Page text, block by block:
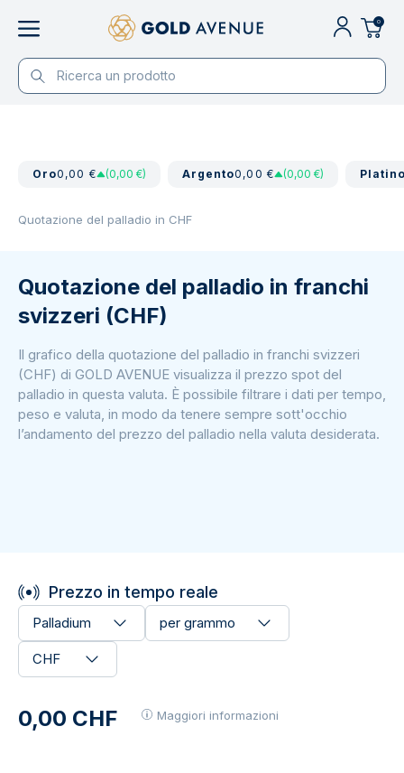
0
Oro0,00 € (0,00 €) Argento0,00 € (0,00 €)
Quotazione del palladio in CHF
Quotazione del palladio in franchi
svizzeri (CHF)
Il grafico della quotazione del palladio in franchi svizzeri
(CHF) di GOLD AVENUE visualizza il prezzo spot del
palladio in questa valuta. È possibile filtrare i dati per tempo,
peso e valuta, in modo da tenere sempre sott'occhio
l’andamento del prezzo del palladio nella valuta desiderata.
Prezzo in tempo reale
Palladium per grammo
CHF
0,00 CHF Maggiori informazioni